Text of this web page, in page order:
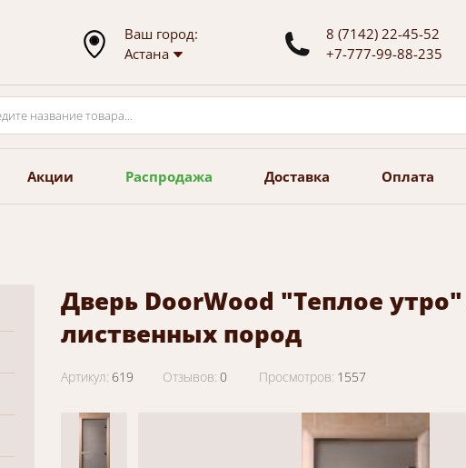
Ваш город:
Астана
8 (7142) 22-45-52
+7-777-99-88-235
Акции Распродажа Доставка Оплата
Дверь DoorWood "Теплое
лиственных пород
Артикул: 619 Отзывов: 0 Просмотров: 1557